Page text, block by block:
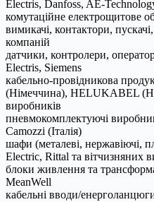
Electris, Danfoss, AE-
комутаційне електрощитове
вимикачі, контактори,
компаній
датчики, контролери,
Electris, Siemens
кабельно-провідникова
(Німеччина), HELUKABEL
виробників
пневмокомплектуючі
Camozzi (Італія)
шафи (металеві, нержавіючі,
Elеctriс, Rittal та вітчизняних
блоки живлення та
MeanWell
кабельні вводи/